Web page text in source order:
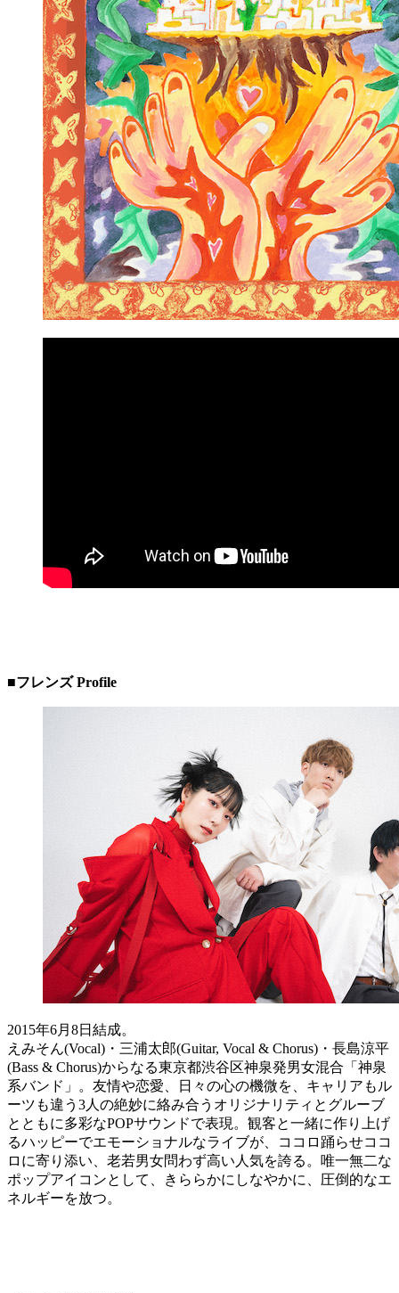
■フレンズ Profile
2015年6月8日結成。
えみそん(Vocal)・三浦太郎(Guitar, Vocal & Chorus)・長島涼平
(Bass & Chorus)からなる東京都渋谷区神泉発男女混合「神泉
系バンド」。友情や恋愛、日々の心の機微を、キャリアもル
ーツも違う3人の絶妙に絡み合うオリジナリティとグルーブ
とともに多彩なPOPサウンドで表現。観客と一緒に作り上げ
るハッピーでエモーショナルなライブが、ココロ踊らせココ
ロに寄り添い、老若男女問わず高い人気を誇る。唯一無二な
ポップアイコンとして、きららかにしなやかに、圧倒的なエ
ネルギーを放つ。